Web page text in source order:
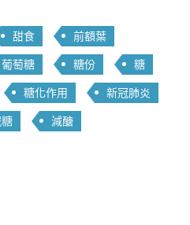
甜食 前額葉
葡萄糖 糖份 糖
糖化作用 新冠肺炎
減醣